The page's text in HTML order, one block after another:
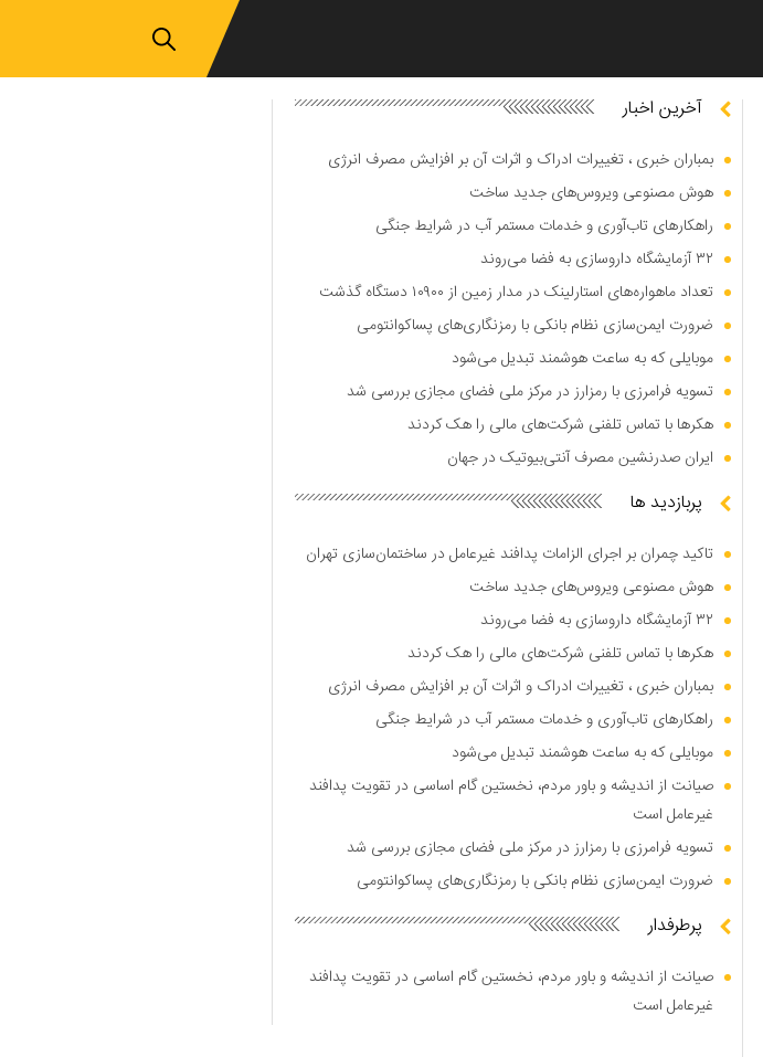
آخرین اخبار
بمباران خبری ، تغییرات ادراک و اثرات آن بر افزایش مصرف انرژی
هوش مصنوعی ویروس‌های جدید ساخت
راهکار‌های تاب‌آوری و خدمات مستمر آب در شرایط جنگی
۳۲ آزمایشگاه داروسازی به فضا می‌روند
تعداد ماهواره‌های استارلینک در مدار زمین از ۱۰۹۰۰ دستگاه گذشت
ضرورت ایمن‌سازی نظام بانکی با رمزنگاری‌های پساکوانتومی
موبایلی که به ساعت هوشمند تبدیل می‌شود
تسویه فرامرزی با رمزارز در مرکز ملی فضای مجازی بررسی شد
هکر‌ها با تماس تلفنی شرکت‌های مالی را هک کردند
ایران صدرنشین مصرف آنتی‌بیوتیک در جهان
پربازدید ها
تاکید چمران بر اجرای الزامات پدافند غیرعامل در ساختمان‌سازی تهران
هوش مصنوعی ویروس‌های جدید ساخت
۳۲ آزمایشگاه داروسازی به فضا می‌روند
هکر‌ها با تماس تلفنی شرکت‌های مالی را هک کردند
بمباران خبری ، تغییرات ادراک و اثرات آن بر افزایش مصرف انرژی
راهکار‌های تاب‌آوری و خدمات مستمر آب در شرایط جنگی
موبایلی که به ساعت هوشمند تبدیل می‌شود
صیانت از اندیشه و باور مردم، نخستین گام اساسی در تقویت پدافند
غیرعامل است
تسویه فرامرزی با رمزارز در مرکز ملی فضای مجازی بررسی شد
ضرورت ایمن‌سازی نظام بانکی با رمزنگاری‌های پساکوانتومی
پرطرفدار
صیانت از اندیشه و باور مردم، نخستین گام اساسی در تقویت پدافند
غیرعامل است